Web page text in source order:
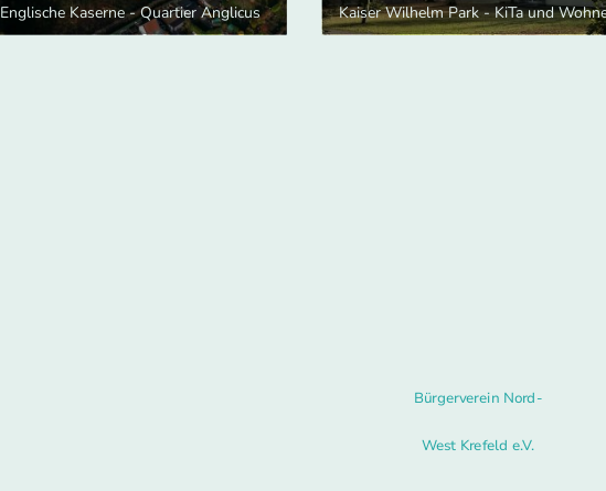
Englische Kaserne - Quartier Anglicus Kaiser Wilhelm Park - KiTa und
Bürgerverein Nord-
West Krefeld e.V.